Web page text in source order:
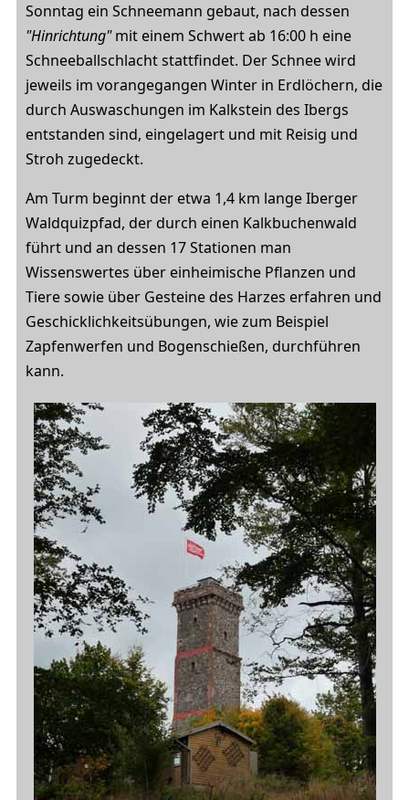
Sonntag ein Schneemann gebaut, nach dessen
"Hinrichtung"mit einem Schwert ab 16:00 h eine
Schneeballschlacht stattfindet. Der Schnee wird
jeweils im vorangegangen Winter in Erdlöchern, die
durch Auswaschungen im Kalkstein des Ibergs
entstanden sind, eingelagert und mit Reisig und
Stroh zugedeckt.
Am Turm beginnt der etwa 1,4 km lange Iberger
Waldquizpfad, der durch einen Kalkbuchenwald
führt und an dessen 17 Stationen man
Wissenswertes über einheimische Pflanzen und
Tiere sowie über Gesteine des Harzes erfahren und
Geschicklichkeitsübungen, wie zum Beispiel
Zapfenwerfen und Bogenschießen, durchführen
kann.